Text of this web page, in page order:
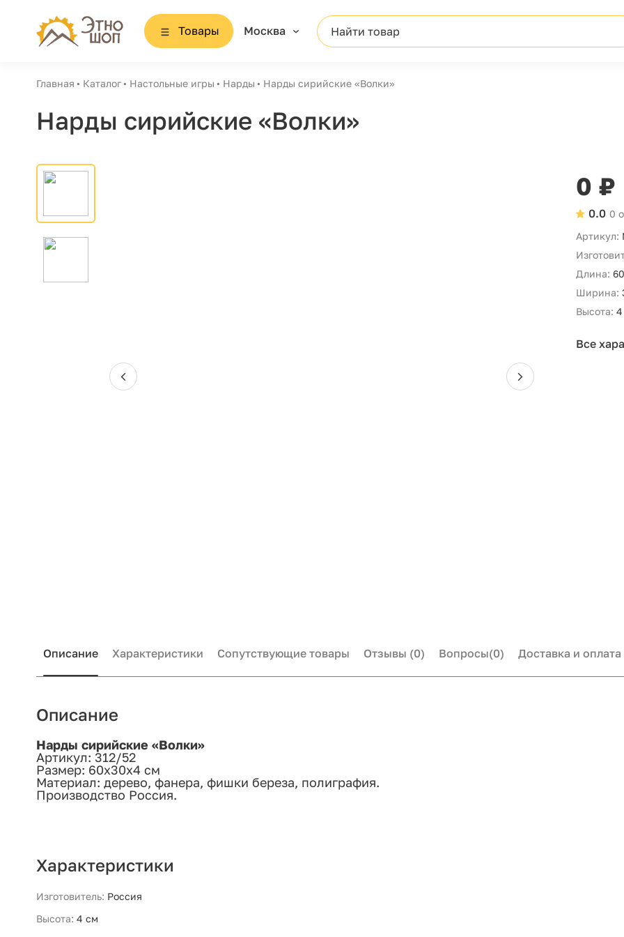
Товары Москва Найти товар
Главная Каталог Настольные игры Нарды Нарды сирийские «Волки»
Нарды сирийские «Волки»
0 ₽
0
0.0
Артикул:
Длина:
Ширина:
Высота:
Все
Описание Характеристики Сопутствующие товары Отзывы (0) Вопросы(0) Доставка и оплата
Описание
Нарды сирийские «Волки»
Артикул: 312/52
Размер: 60х30х4 см
Материал: дерево, фанера, фишки береза, полиграфия.
Производство Россия.
Характеристики
Изготовитель: Россия
Высота: 4 см